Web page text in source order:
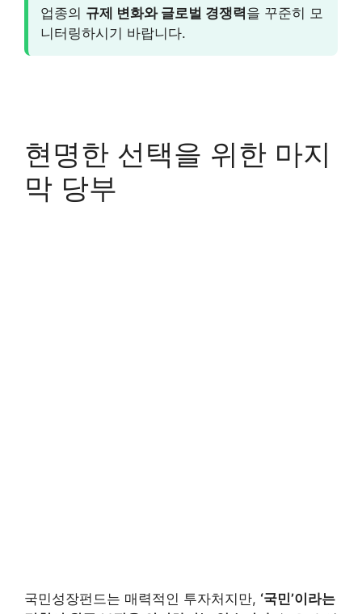
업종의 규제 변화와 글로벌 경쟁력을 꾸준히 모
니터링하시기 바랍니다.
현명한 선택을 위한 마지
막 당부
국민성장펀드는 매력적인 투자처지만, ‘국민’이라는